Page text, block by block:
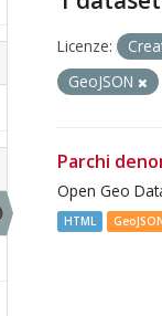
Licenze:
GeoJSON
Parchi
Open Geo
HTML